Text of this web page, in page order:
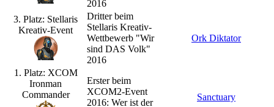
2016
3. Platz: Stellaris
Kreativ-Event
Dritter beim
Stellaris Kreativ-
Wettbewerb "Wir
sind DAS Volk"
2016
Ork Diktator
1. Platz: XCOM
Ironman
Commander
Erster beim
XCOM2-Event
2016: Wer ist der
Sanctuary